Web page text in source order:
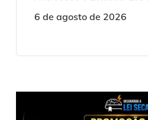
6 de agosto de 2026